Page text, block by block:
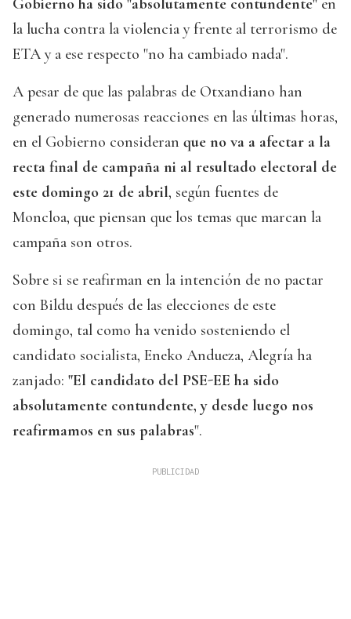
Gobierno ha sido "absolutamente contundente" en
la lucha contra la violencia y frente al terrorismo de
ETA y a ese respecto "no ha cambiado nada".
A pesar de que las palabras de Otxandiano han
generado numerosas reacciones en las últimas horas,
en el Gobierno consideran que no va a afectar a la
recta final de campaña ni al resultado electoral de
este domingo 21 de abril, según fuentes de
Moncloa, que piensan que los temas que marcan la
campaña son otros.
Sobre si se reafirman en la intención de no pactar
con Bildu después de las elecciones de este
domingo, tal como ha venido sosteniendo el
candidato socialista, Eneko Andueza, Alegría ha
zanjado: "El candidato del PSE-EE ha sido
absolutamente contundente, y desde luego nos
reafirmamos en sus palabras".